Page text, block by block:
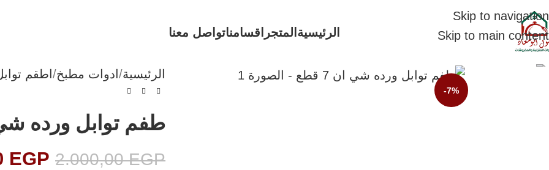
Skip to navigation
Skip to main content
الرئيسية المتجر اقسامناتواصل معنا
-7%
الرئيسية ادوات مطبخ اطقم
طفم توابل ورده شي ان
2.000,00EGP
EGP